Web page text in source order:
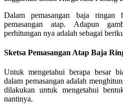
Dalam pemasangan baja ringan
pemasangan atap. Adapun
perhitungan nya adalah sebagai
Sketsa Pemasangan Atap Baja
Untuk mengetahui berapa besar
dalam pemasangan adalah
dilakukan untuk mengetahui
nantinya.